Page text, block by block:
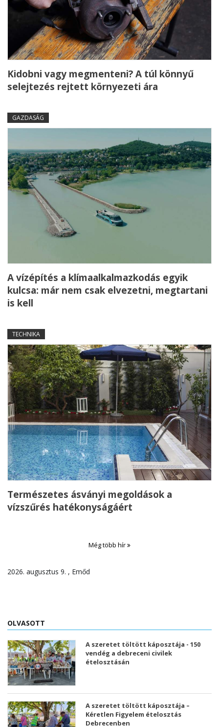
Kidobni vagy megmenteni? A túl könnyű
selejtezés rejtett környezeti ára
GAZDASÁG
A vízépítés a klímaalkalmazkodás egyik
kulcsa: már nem csak elvezetni, megtartani
is kell
TECHNIKA
Természetes ásványi megoldások a
vízszűrés hatékonyságáért
Még több hír
2026. augusztus 9. , Emőd
OLVASOTT
A szeretet töltött káposztája - 150
vendég a debreceni civilek
ételosztásán
A szeretet töltött káposztája –
Kéretlen Figyelem ételosztás
Debrecenben